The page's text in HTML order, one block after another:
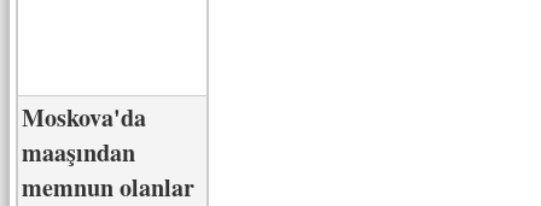
Moskova'da
maaşından
memnun olanlar